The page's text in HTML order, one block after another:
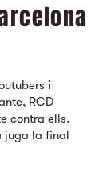
i
RCD
contra ells.
juga la final